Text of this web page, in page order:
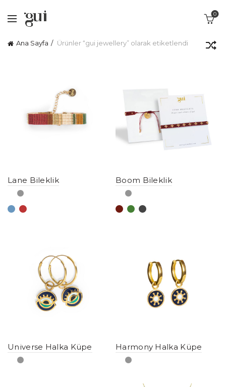
0
Ana Sayfa Ürünler “gui jewellery” olarak etiketlendi
Lane Bileklik Boom Bileklik
Universe Halka Küpe Harmony Halka Küpe